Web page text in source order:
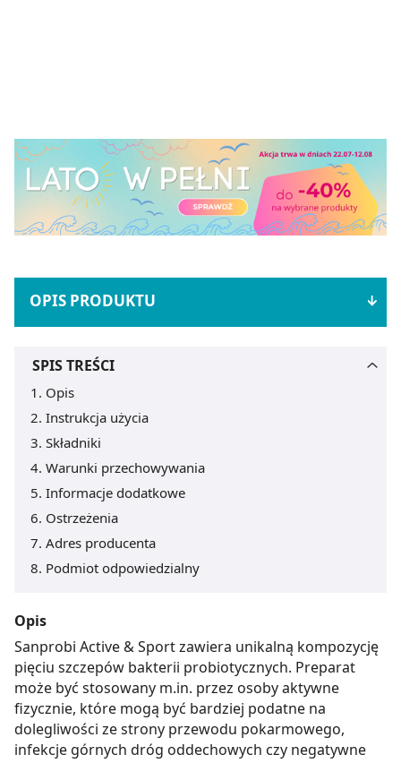
OPIS PRODUKTU
SPIS TREŚCI
Opis
Instrukcja użycia
Składniki
Warunki przechowywania
Informacje dodatkowe
Ostrzeżenia
Adres producenta
Podmiot odpowiedzialny
Opis
Sanprobi Active & Sport zawiera unikalną kompozycję
pięciu szczepów bakterii probiotycznych. Preparat
może być stosowany m.in. przez osoby aktywne
fizycznie, które mogą być bardziej podatne na
dolegliwości ze strony przewodu pokarmowego,
infekcje górnych dróg oddechowych czy negatywne